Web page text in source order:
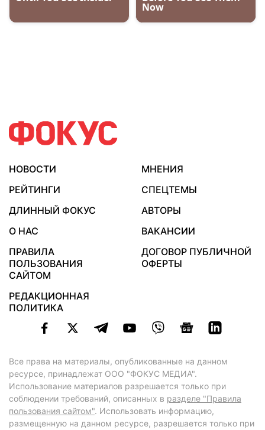
НОВОСТИ
МНЕНИЯ
РЕЙТИНГИ
СПЕЦТЕМЫ
ДЛИННЫЙ ФОКУС
АВТОРЫ
О НАС
ВАКАНСИИ
ПРАВИЛА
ПОЛЬЗОВАНИЯ
САЙТОМ
ДОГОВОР ПУБЛИЧНОЙ
ОФЕРТЫ
РЕДАКЦИОННАЯ
ПОЛИТИКА
Все права на материалы, опубликованные на данном
ресурсе, принадлежат ООО "ФОКУС МЕДИА".
Использование материалов разрешается только при
соблюдении требований, описанных в разделе "Правила
пользования сайтом". Использовать информацию,
размещенную на данном ресурсе, разрешается только при